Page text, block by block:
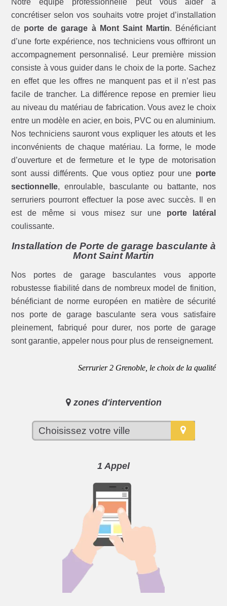
Notre équipe professionnelle peut vous aider à
concrétiser selon vos souhaits votre projet d’installation
de porte de garage à Mont Saint Martin. Bénéficiant
d’une forte expérience, nos techniciens vous offriront un
accompagnement personnalisé. Leur première mission
consiste à vous guider dans le choix de la porte. Sachez
en effet que les offres ne manquent pas et il n’est pas
facile de trancher. La différence repose en premier lieu
au niveau du matériau de fabrication. Vous avez le choix
entre un modèle en acier, en bois, PVC ou en aluminium.
Nos techniciens sauront vous expliquer les atouts et les
inconvénients de chaque matériau. La forme, le mode
d’ouverture et de fermeture et le type de motorisation
sont aussi différents. Que vous optiez pour une porte
sectionnelle, enroulable, basculante ou battante, nos
serruriers pourront effectuer la pose avec succès. Il en
est de même si vous misez sur une porte latéral
coulissante.
Installation de Porte de garage basculante à
Mont Saint Martin
Nos portes de garage basculantes vous apporte
robustesse fiabilité dans de nombreux model de finition,
bénéficiant de norme européen en matière de sécurité
nos porte de garage basculante sera vous satisfaire
pleinement, fabriqué pour durer, nos porte de garage
sont garantie, appeler nous pour plus de renseignement.
Serrurier 2 Grenoble, le choix de la qualité
zones d'intervention
1 Appel